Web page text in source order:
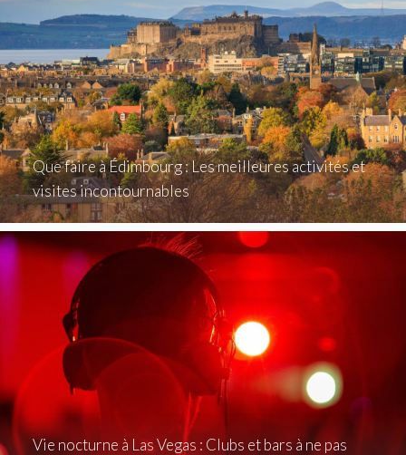
Que faire à Édimbourg : Les meilleures activités et
visites incontournables
Vie nocturne à Las Vegas : Clubs et bars à ne pas